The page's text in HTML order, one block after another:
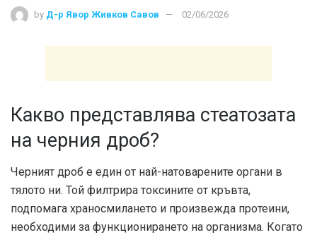
by Д-р Явор Живков Савов 02/06/2026
Какво представлява стеатозата
на черния дроб?
Черният дроб е един от най-натоварените органи в
тялото ни. Той филтрира токсините от кръвта,
подпомага храносмилането и произвежда протеини,
необходими за функционирането на организма. Когато